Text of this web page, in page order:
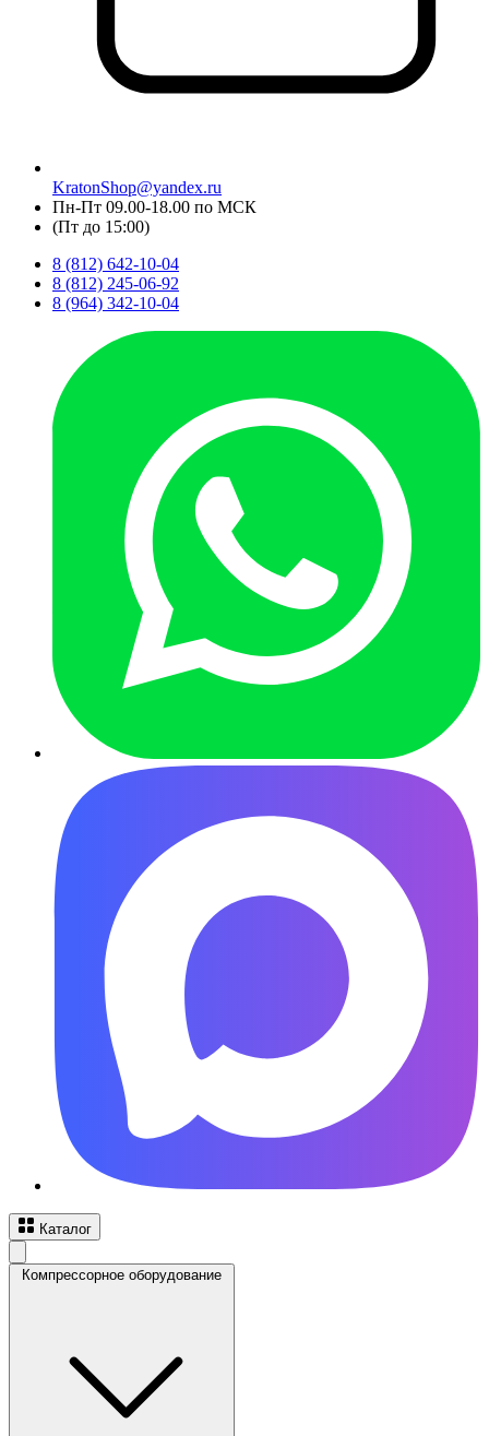
KratonShop@yandex.ru
Пн-Пт 09.00-18.00 по МСК
(Пт до 15:00)
8 (812) 642-10-04
8 (812) 245-06-92
8 (964) 342-10-04
Каталог
Компрессорное оборудование